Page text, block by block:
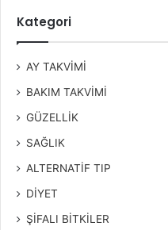
Kategori
AY TAKVİMİ
BAKIM TAKVİMİ
GÜZELLİK
SAĞLIK
ALTERNATİF TIP
DİYET
ŞİFALI BİTKİLER